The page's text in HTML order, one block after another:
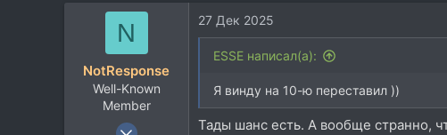
14.171
Москвы
N
NotResponse
Well-Known
Member
30 Авг 2021
27 Дек 2025
ESSE написал(а):
Я винду на 10-ю переставил ))
Тады шанс есть. А вообще странно,